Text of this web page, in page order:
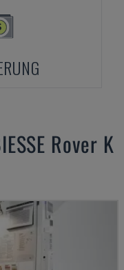
Rover K